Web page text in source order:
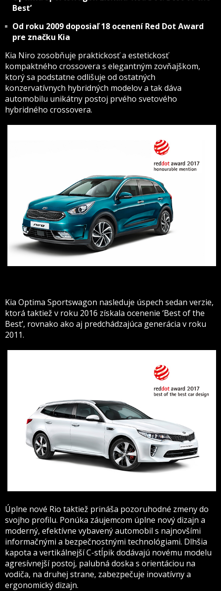
Best’
Od roku 2009 doposiaľ 18 ocenení Red Dot Award
pre značku Kia
Kia Niro zosobňuje praktickosť a estetickosť
kompaktného crossovera s elegantným zovňajškom,
ktorý sa podstatne odlišuje od ostatných
konzervatívnych hybridných modelov a tak dáva
automobilu unikátny postoj prvého svetového
hybridného crossovera.
Kia Optima Sportswagon nasleduje úspech sedan verzie,
ktorá taktiež v roku 2016 získala ocenenie ‘Best of the
Best’, rovnako ako aj predchádzajúca generácia v roku
2011.
Úplne nové Rio taktiež prináša pozoruhodné zmeny do
svojho profilu. Ponúka záujemcom úplne nový dizajn a
moderný, efektívne vybavený automobil s najnovšími
informačnými a bezpečnostnými technológiami. Dlhšia
kapota a vertikálnejší C-stĺpik dodávajú novému modelu
agresívnejší postoj, palubná doska s orientáciou na
vodiča, na druhej strane, zabezpečuje inovatívny a
ergonomický dizajn.